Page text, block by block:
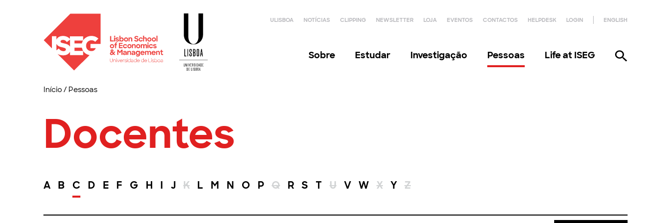
ULISBOA NOTÍCIAS CLIPPING NEWSLETTER LOJA EVENTOS CONTACTOS HELPDESK LOGIN ENGLISH
Sobre Estudar Investigação Pessoas Life at ISEG
Início/ Pessoas
Docentes
A B C D E F G H I J K L M N O P Q R S T U V W X Y Z